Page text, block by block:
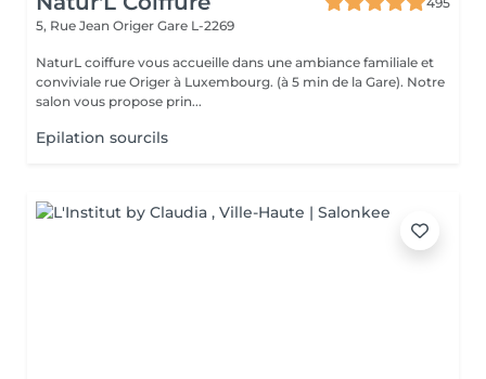
5, Rue Jean Origer Gare L-2269
NaturL coiffure vous accueille dans une ambiance familiale et
conviviale rue Origer à Luxembourg. (à 5 min de la Gare). Notre
salon vous propose prin...
Epilation sourcils